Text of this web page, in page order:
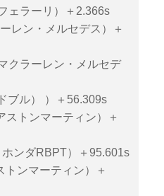
ェラーリ）＋2.366s
レン・メルセデス）＋
クラーレン・メルセデ
ブル） ）＋56.309s
ストンマーティン）＋
ンダRBPT）＋95.601s
トンマーティン）＋